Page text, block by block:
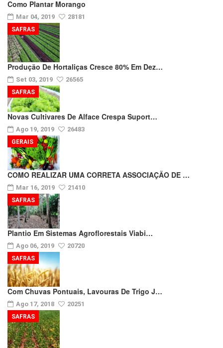
Como Plantar Morango
Mar 04, 2019 28181
Produção De Hortaliças Cresce 80% Em Dez…
Set 03, 2019 26565
SAFRAS
Novas Cultivares De Alface Crespa Suport…
Ago 19, 2019 26483
SAFRAS
COMO REALIZAR UMA CORRETA ASSOCIAÇÃO DE …
Mar 16, 2019 21410
GERAIS
Plantio Em Sistemas Agroflorestais Viabi…
Ago 06, 2019 20720
SAFRAS
Com Chuvas Pontuais, Lavouras De Trigo J…
Ago 17, 2018 20251
SAFRAS
SAFRAS